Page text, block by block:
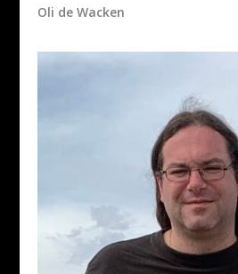
Oli de Wacken